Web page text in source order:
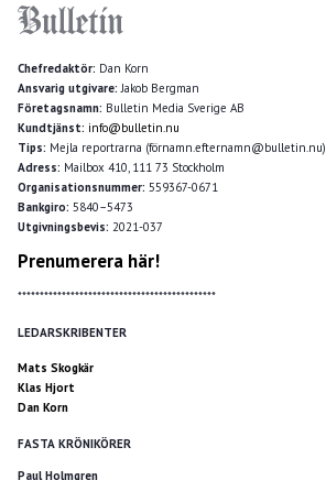
Chefredaktör: Dan Korn
Ansvarig utgivare: Jakob Bergman
Företagsnamn: Bulletin Media Sverige AB
Kundtjänst: info@bulletin.nu
Tips: Mejla reportrarna (förnamn.efternamn@bulletin.nu)
Adress: Mailbox 410, 111 73 Stockholm
Organisationsnummer: 559367-0671
Bankgiro: 5840–5473
Utgivningsbevis: 2021-037
Prenumerera här!
*********************************************
LEDARSKRIBENTER
Mats Skogkär
Klas Hjort
Dan Korn
FASTA KRÖNIKÖRER
Paul Holmgren